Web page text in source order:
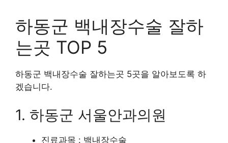
하동군 백내장수술 잘하
는곳 TOP 5
하동군 백내장수술 잘하는곳 5곳을 알아보도록 하
겠습니다.
1. 하동군 서울안과의원
진료과목 : 백내장수술